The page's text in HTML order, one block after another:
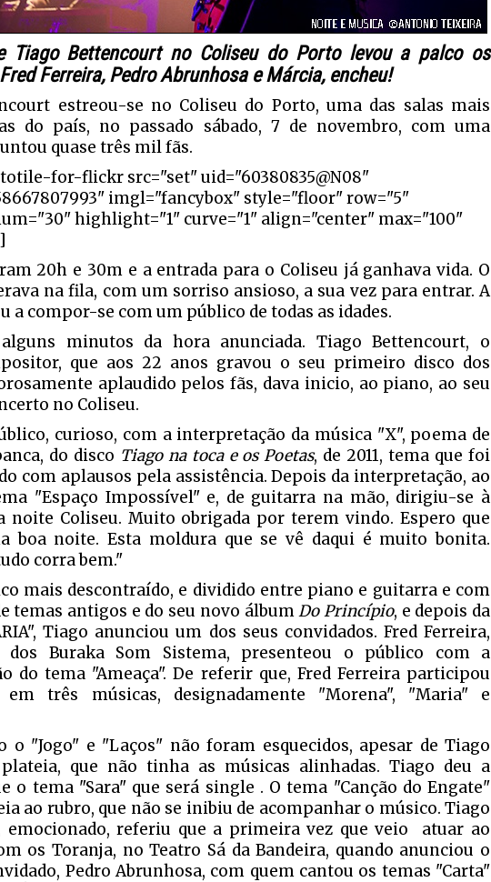
Tiago Bettencourt no Coliseu do Porto levou a palco os
Ferreira, Pedro Abrunhosa e Márcia, encheu!
estreou-se no Coliseu do Porto, uma das salas mais
do país, no passado sábado, 7 de novembro, com uma
quase três mil fãs.
for-flickr src="set" uid="60380835@N08"
imgl="fancybox" style="floor" row="5"
highlight="1" curve="1" align="center" max="100"
20h e 30m e a entrada para o Coliseu já ganhava vida. O
na fila, com um sorriso ansioso, a sua vez para entrar. A
a compor-se com um público de todas as idades.
minutos da hora anunciada. Tiago Bettencourt, o
que aos 22 anos gravou o seu primeiro disco dos
aplaudido pelos fãs, dava inicio, ao piano, ao seu
no Coliseu.
curioso, com a interpretação da música "X", poema de
do disco Tiago na toca e os Poetas, de 2011, tema que foi
com aplausos pela assistência. Depois da interpretação, ao
"Espaço Impossível" e, de guitarra na mão, dirigiu-se à
noite Coliseu. Muito obrigada por terem vindo. Espero que
boa noite. Esta moldura que se vê daqui é muito bonita.
corra bem."
mais descontraído, e dividido entre piano e guitarra e com
temas antigos e do seu novo álbumDo Princípio, e depois da
Tiago anunciou um dos seus convidados. Fred Ferreira,
dos Buraka Som Sistema, presenteou o público com a
do tema "Ameaça". De referir que, Fred Ferreira participou
três músicas, designadamente "Morena", "Maria" e
o "Jogo" e "Laços" não foram esquecidos, apesar de Tiago
que não tinha as músicas alinhadas. Tiago deu a
o tema "Sara" que será single . O tema "Canção do Engate"
ao rubro, que não se inibiu de acompanhar o músico. Tiago
emocionado, referiu que a primeira vez que veio atuar ao
os Toranja, no Teatro Sá da Bandeira, quando anunciou o
Pedro Abrunhosa, com quem cantou os temas "Carta"